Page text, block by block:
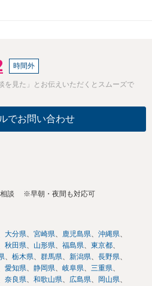
時間外
見た」とお伝えいただくとスムーズで
でお問い合わせ
相談 ※早朝・夜間も対応可
大分県 宮崎県 鹿児島県
沖縄県
秋田県 山形県 福島県
東京都
栃木県 群馬県 新潟県
長野県
愛知県 静岡県 岐阜県
三重県
奈良県 和歌山県 広島県
岡山県